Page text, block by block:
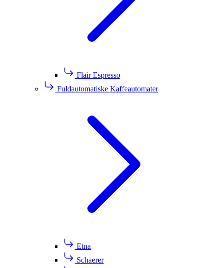
Flair Espresso
Fuldautomatiske Kaffeautomater
Etna
Schaerer